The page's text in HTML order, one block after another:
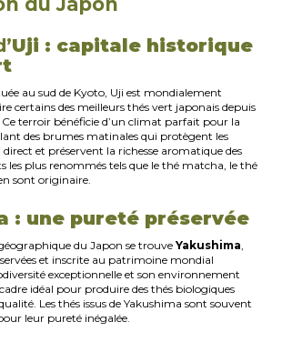
Uji : capitale historique
au sud de Kyoto, Uji est mondialement
certains des meilleurs thés vert japonais depuis
Ce terroir bénéficie d’un climat parfait pour la
des brumes matinales qui protègent les
et préservent la richesse aromatique des
les plus renommés tels que le thé matcha, le thé
sont originaire.
: une pureté préservée
du Japon se trouve Yakushima,
et inscrite au patrimoine mondial
exceptionnelle et son environnement
idéal pour produire des thés biologiques
Les thés issus de Yakushima sont souvent
leur pureté inégalée.